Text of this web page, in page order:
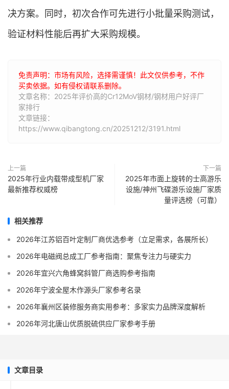
决方案。同时，初次合作可先进行小批量采购测试，
验证材料性能后再扩大采购规模。
免责声明：市场有风险，选择需谨慎！此文仅供参考，不作
买卖依据。如有侵权请联系删除。
文章名称：2025年评价高的Cr12MoV钢材/钢材用户好评厂
家排行
文章链接：
https://www.qibangtong.cn/20251212/3191.html
上一篇
2025年行业内载带成型机厂家
最新推荐权威榜
下一篇
2025年市面上旋转的士高游乐
设施/神州飞碟游乐设施厂家质
量评选榜（可靠）
相关推荐
2026年江苏铝百叶定制厂商优选参考（立足需求，各展所长）
2026年电磁阀总成工厂参考指南：聚焦专注力与硬实力
2026年宜兴六角蜂窝斜管厂商选购参考指南
2026年宁波全屋木作源头厂家参考名录
2026年襄州区装修服务商实用参考：多家实力品牌深度解析
2026年河北唐山优质脱硫供应厂家参考手册
文章目录